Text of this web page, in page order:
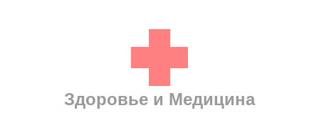
Здоровье и Медицина